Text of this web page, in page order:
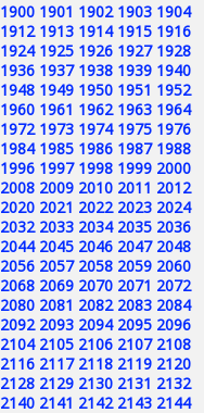
1900 1901 1902 1903 1904
1912 1913 1914 1915 1916
1924 1925 1926 1927 1928
1936 1937 1938 1939 1940
1948 1949 1950 1951 1952
1960 1961 1962 1963 1964
1972 1973 1974 1975 1976
1984 1985 1986 1987 1988
1996 1997 1998 1999 2000
2008 2009 2010 2011 2012
2020 2021 2022 2023 2024
2032 2033 2034 2035 2036
2044 2045 2046 2047 2048
2056 2057 2058 2059 2060
2068 2069 2070 2071 2072
2080 2081 2082 2083 2084
2092 2093 2094 2095 2096
2104 2105 2106 2107 2108
2116 2117 2118 2119 2120
2128 2129 2130 2131 2132
2140 2141 2142 2143 2144